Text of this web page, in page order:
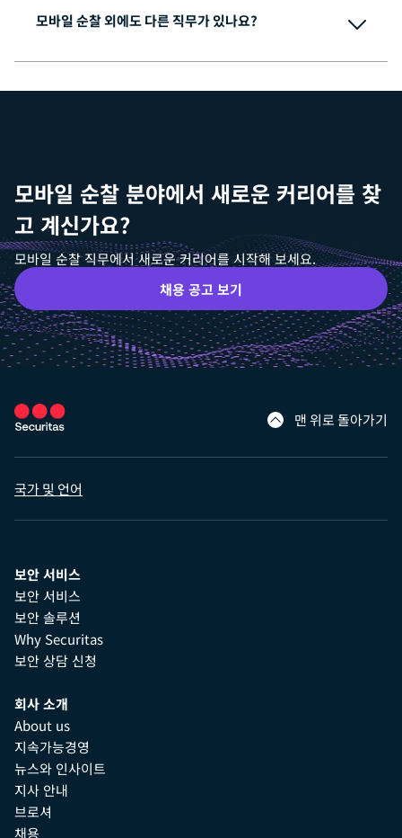
모바일 순찰 외에도 다른 직무가 있나요?
모바일 순찰 분야에서 새로운 커리어를 찾
고 계신가요?
모바일 순찰 직무에서 새로운 커리어를 시작해 보세요.
채용 공고 보기
맨 위로 돌아가기
국가 및 언어
보안 서비스
보안 서비스
보안 솔루션
Why Securitas
보안 상담 신청
회사 소개
About us
지속가능경영
뉴스와 인사이트
지사 안내
브로셔
채용